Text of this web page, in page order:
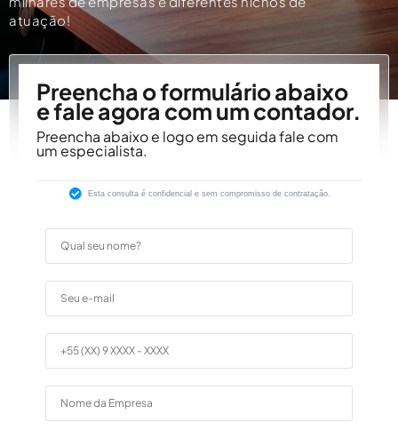
atuação!
Preencha o formulário abaixo
e fale agora com um contador.
Preencha abaixo e logo em seguida fale com
um especialista.
Esta consulta é confidencial e sem compromisso de contratação.